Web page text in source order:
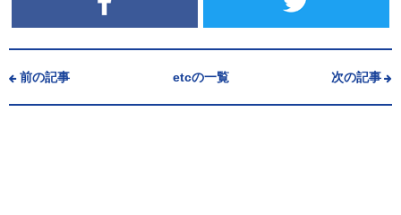
前の記事 etcの一覧 次の記事